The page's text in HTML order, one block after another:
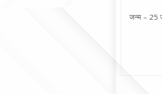
जन्म – 25